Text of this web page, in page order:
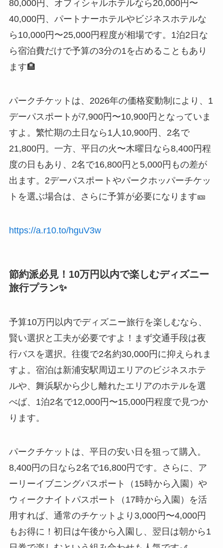
80,000円、オフィシャルホテルなら20,000円〜
40,000円、パートナーホテルやビジネスホテルな
ら10,000円〜25,000円程度が相場です。1泊2日な
ら宿泊費だけで予算の3分の1を占めることもあり
ます🏨
パークチケットは、2026年の価格変動制により、1
デーパスポートが7,900円〜10,900円となっていま
すよ。繁忙期の土日なら1人10,900円、2名で
21,800円。一方、平日の火〜木曜日なら8,400円程
度の日もあり、2名で16,800円と5,000円もの差が
出ます。2デーパスポートやパークホッパーチケッ
トを選ぶ場合は、さらに予算が必要になります🎫
https://a.r10.to/hguV3w
節約派必見！10万円以内で楽しむディズニー
旅行プラン✨
予算10万円以内でディズニー旅行を楽しむなら、
賢い選択と工夫が必要ですよ！まず交通手段は夜
行バスを選択。往復で2名約30,000円に抑えられま
すよ。宿泊は新浦安駅周辺エリアのビジネスホテ
ルや、舞浜駅から少し離れたエリアのホテルを選
べば、1泊2名で12,000円〜15,000円程度で見つか
ります。
パークチケットは、平日の安い日を狙って購入。
8,400円の日なら2名で16,800円です。さらに、ア
ーリーイブニングパスポート（15時から入園）や
ウィークナイトパスポート（17時から入園）を活
用すれば、通常のチケットより3,000円〜4,000円
もお得に！初日は午後から入園し、翌日は朝から1